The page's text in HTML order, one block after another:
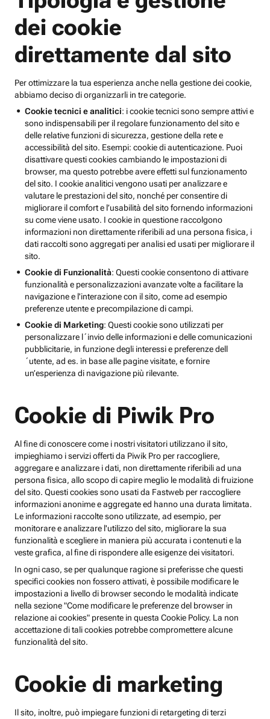
dei cookie
direttamente dal sito
Per ottimizzare la tua esperienza anche nella gestione dei cookie,
abbiamo deciso di organizzarli in tre categorie.
Cookie tecnici e analitici: i cookie tecnici sono sempre attivi e
sono indispensabili per il regolare funzionamento del sito e
delle relative funzioni di sicurezza, gestione della rete e
accessibilità del sito. Esempi: cookie di autenticazione. Puoi
disattivare questi cookies cambiando le impostazioni di
browser, ma questo potrebbe avere effetti sul funzionamento
del sito. I cookie analitici vengono usati per analizzare e
valutare le prestazioni del sito, nonché per consentire di
migliorare il comfort e l’usabilità del sito fornendo informazioni
su come viene usato. I cookie in questione raccolgono
informazioni non direttamente riferibili ad una persona fisica, i
dati raccolti sono aggregati per analisi ed usati per migliorare il
sito.
Cookie di Funzionalità: Questi cookie consentono di attivare
funzionalità e personalizzazioni avanzate volte a facilitare la
navigazione e l'interazione con il sito, come ad esempio
preferenze utente e precompilazione di campi.
Cookie di Marketing: Questi cookie sono utilizzati per
personalizzare l´invio delle informazioni e delle comunicazioni
pubblicitarie, in funzione degli interessi e preferenze dell
´utente, ad es. in base alle pagine visitate, e fornire
un’esperienza di navigazione più rilevante.
Cookie di Piwik Pro
Al fine di conoscere come i nostri visitatori utilizzano il sito,
impieghiamo i servizi offerti da Piwik Pro per raccogliere,
aggregare e analizzare i dati, non direttamente riferibili ad una
persona fisica, allo scopo di capire meglio le modalità di fruizione
del sito. Questi cookies sono usati da Fastweb per raccogliere
informazioni anonime e aggregate ed hanno una durata limitata.
Le informazioni raccolte sono utilizzate, ad esempio, per
monitorare e analizzare l'utilizzo del sito, migliorare la sua
funzionalità e scegliere in maniera più accurata i contenuti e la
veste grafica, al fine di rispondere alle esigenze dei visitatori.
In ogni caso, se per qualunque ragione si preferisse che questi
specifici cookies non fossero attivati, è possibile modificare le
impostazioni a livello di browser secondo le modalità indicate
nella sezione "Come modificare le preferenze del browser in
relazione ai cookies" presente in questa Cookie Policy. La non
accettazione di tali cookies potrebbe compromettere alcune
funzionalità del sito.
Cookie di marketing
Il sito, inoltre, può impiegare funzioni di retargeting di terzi